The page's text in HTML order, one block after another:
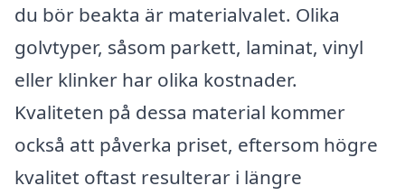
du bör beakta är materialvalet. Olika
golvtyper, såsom parkett, laminat, vinyl
eller klinker har olika kostnader.
Kvaliteten på dessa material kommer
också att påverka priset, eftersom högre
kvalitet oftast resulterar i längre